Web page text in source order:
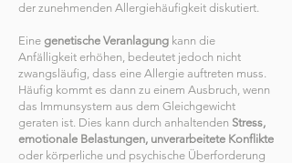
der zunehmenden Allergiehäufigkeit diskutiert.
Eine genetische Veranlagung kann die
Anfälligkeit erhöhen, bedeutet jedoch nicht
zwangsläufig, dass eine Allergie auftreten muss.
Häufig kommt es dann zu einem Ausbruch, wenn
das Immunsystem aus dem Gleichgewicht
geraten ist. Dies kann durch anhaltenden Stress,
emotionale Belastungen, unverarbeitete Konflikte
oder körperliche und psychische Überforderung